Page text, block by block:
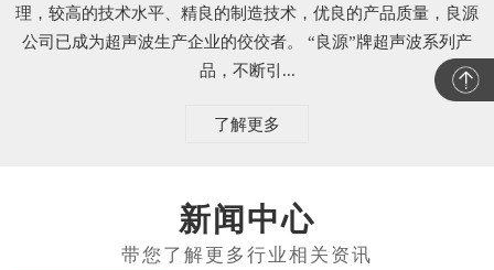
理，较高的技术水平、精良的制造技术，优良的产品质量，良源
公司已成为超声波生产企业的佼佼者。 “良源”牌超声波系列产
品，不断引...
了解更多
新闻中心